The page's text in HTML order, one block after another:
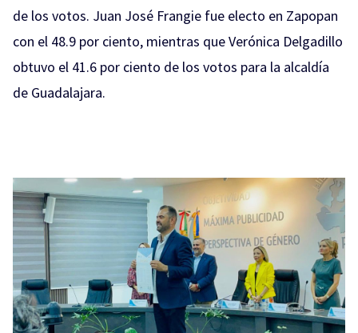
de los votos. Juan José Frangie fue electo en Zapopan
con el 48.9 por ciento, mientras que Verónica Delgadillo
obtuvo el 41.6 por ciento de los votos para la alcaldía
de Guadalajara.